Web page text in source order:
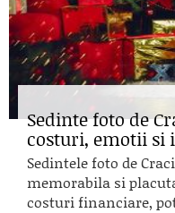
Sedinte foto de
costuri, emotii si
Sedintele foto de
memorabila si
costuri financiare,